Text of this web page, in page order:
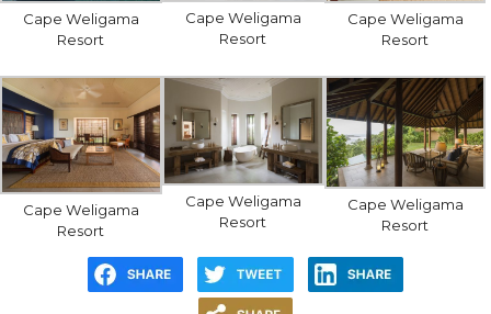
Cape Weligama
Resort
Cape Weligama
Resort
Cape Weligama
Resort
Cape Weligama
Resort
Cape Weligama
Resort
Cape Weligama
Resort